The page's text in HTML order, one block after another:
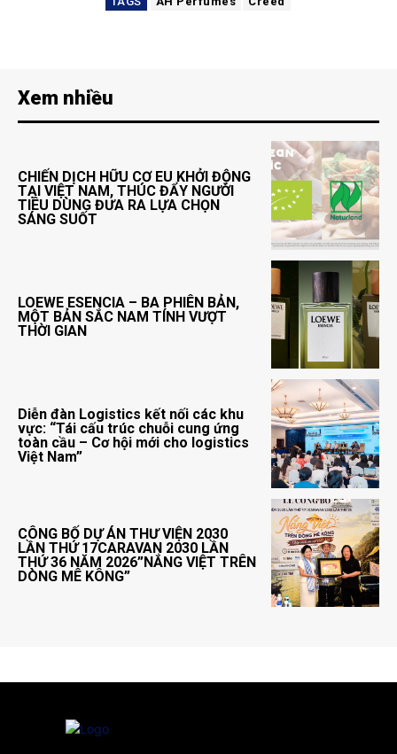
Xem nhiều
CHIẾN DỊCH HỮU CƠ EU KHỞI ĐỘNG
TẠI VIỆT NAM, THÚC ĐẨY NGƯỜI
TIÊU DÙNG ĐƯA RA LỰA CHỌN
SÁNG SUỐT
LOEWE ESENCIA – BA PHIÊN BẢN,
MỘT BẢN SẮC NAM TÍNH VƯỢT
THỜI GIAN
Diễn đàn Logistics kết nối các khu
vực: “Tái cấu trúc chuỗi cung ứng
toàn cầu – Cơ hội mới cho logistics
Việt Nam”
CÔNG BỐ DỰ ÁN THƯ VIỆN 2030
LẦN THỨ 17CARAVAN 2030 LẦN
THỨ 36 NĂM 2026”NẮNG VIỆT TRÊN
DÒNG MÊ KÔNG”